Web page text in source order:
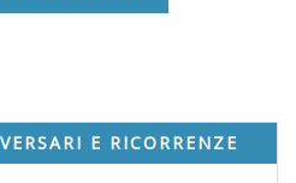
E RICORRENZE